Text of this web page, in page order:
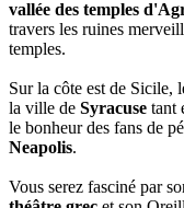
vallée des temples
travers les ruines
temples.
Sur la côte est de Sicile,
la ville de Syracuse tant
le bonheur des fans de
Neapolis.
Vous serez fasciné par